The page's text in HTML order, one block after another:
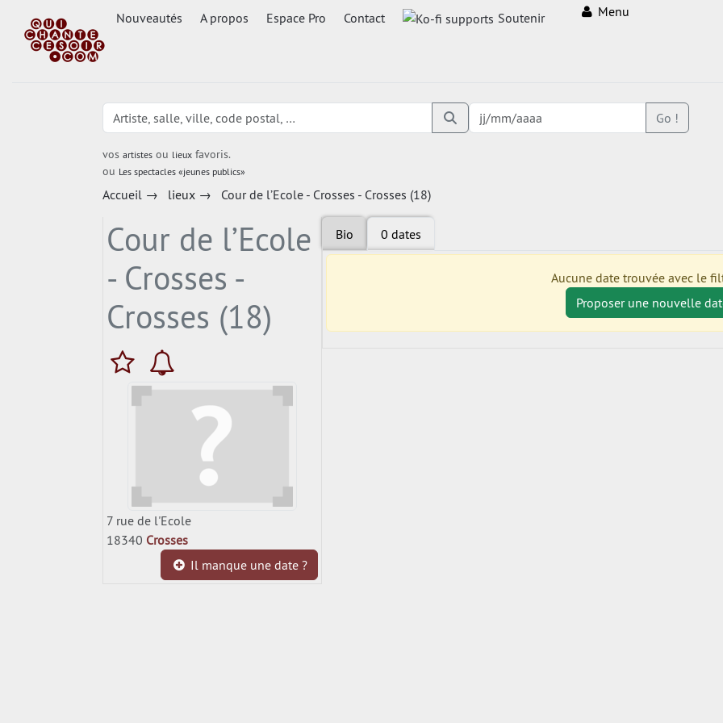
Nouveautés A propos Espace Pro Contact Soutenir Menu
vos artistesou lieuxfavoris.
ou Les spectacles «jeunes publics»
Go !
Accueil→ lieux→ Cour de l’Ecole - Crosses - Crosses (18)
Cour de l’Ecole
- Crosses -
Crosses (18)
7 rue de l'Ecole
18340 Crosses
Il manque une date ?
Bio 0 dates
Aucune date trouvée avec le
Proposer une nouvelle